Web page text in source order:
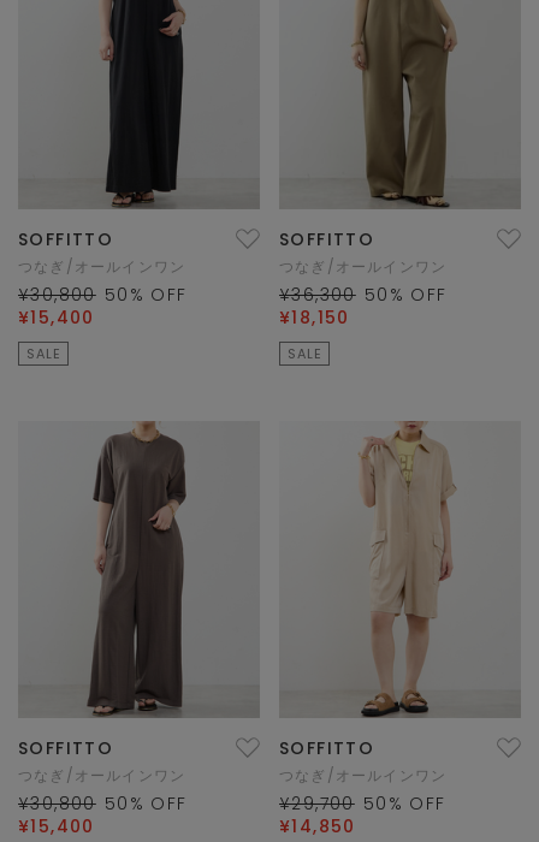
SOFFITTO
つなぎ/オールインワン
¥30,800 50 % OFF
¥15,400
SALE
SOFFITTO
つなぎ/オールインワン
¥36,300 50 % OFF
¥18,150
SALE
SOFFITTO
つなぎ/オールインワン
¥30,800 50 % OFF
¥15,400
SOFFITTO
つなぎ/オールインワン
¥29,700 50 % OFF
¥14,850